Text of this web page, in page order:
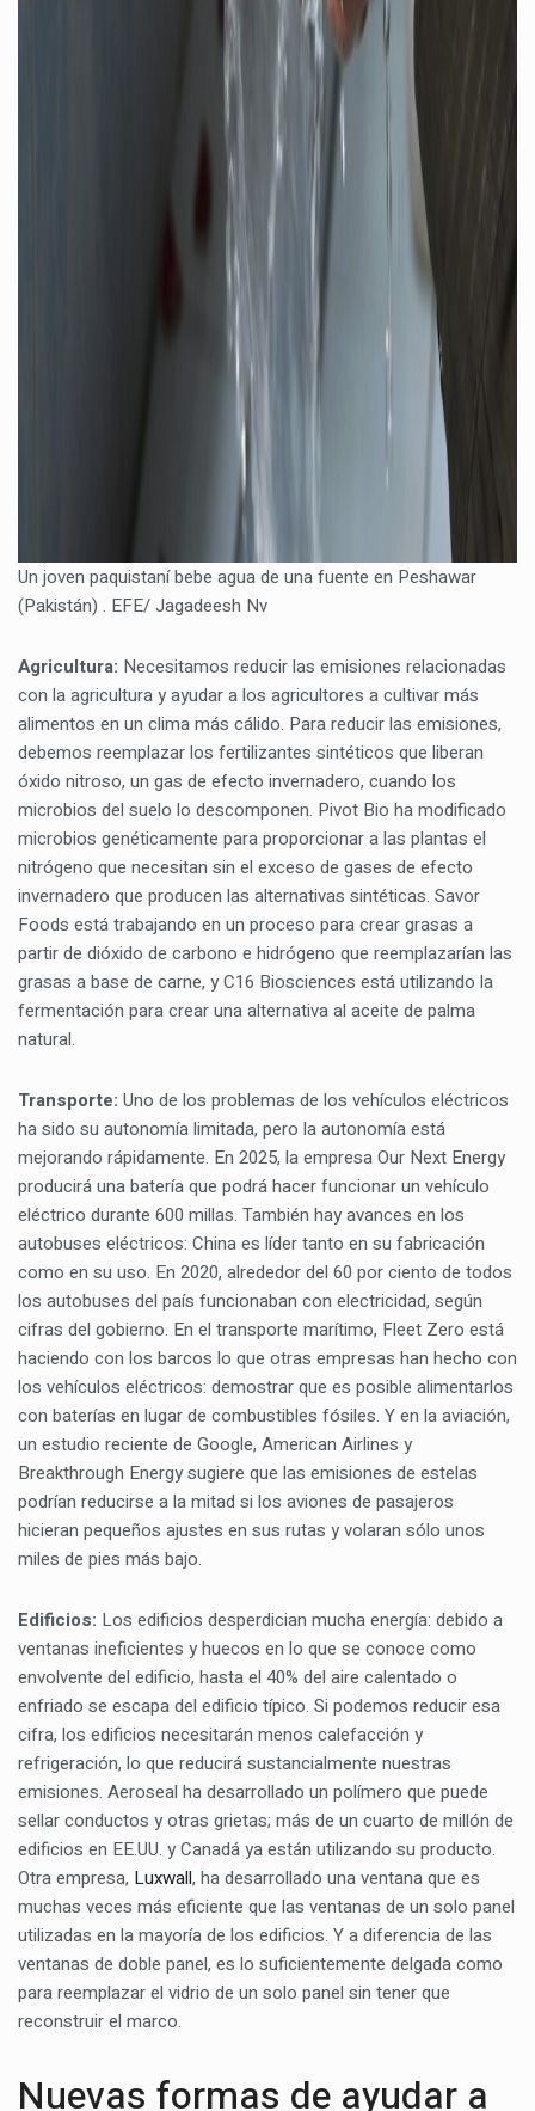
Un joven paquistaní bebe agua de una fuente en Peshawar
(Pakistán) . EFE/ Jagadeesh Nv
Agricultura: Necesitamos reducir las emisiones relacionadas
con la agricultura y ayudar a los agricultores a cultivar más
alimentos en un clima más cálido. Para reducir las emisiones,
debemos reemplazar los fertilizantes sintéticos que liberan
óxido nitroso, un gas de efecto invernadero, cuando los
microbios del suelo lo descomponen. Pivot Bio ha modificado
microbios genéticamente para proporcionar a las plantas el
nitrógeno que necesitan sin el exceso de gases de efecto
invernadero que producen las alternativas sintéticas. Savor
Foods está trabajando en un proceso para crear grasas a
partir de dióxido de carbono e hidrógeno que reemplazarían las
grasas a base de carne, y C16 Biosciences está utilizando la
fermentación para crear una alternativa al aceite de palma
natural.
Transporte: Uno de los problemas de los vehículos eléctricos
ha sido su autonomía limitada, pero la autonomía está
mejorando rápidamente. En 2025, la empresa Our Next Energy
producirá una batería que podrá hacer funcionar un vehículo
eléctrico durante 600 millas. También hay avances en los
autobuses eléctricos: China es líder tanto en su fabricación
como en su uso. En 2020, alrededor del 60 por ciento de todos
los autobuses del país funcionaban con electricidad, según
cifras del gobierno. En el transporte marítimo, Fleet Zero está
haciendo con los barcos lo que otras empresas han hecho con
los vehículos eléctricos: demostrar que es posible alimentarlos
con baterías en lugar de combustibles fósiles. Y en la aviación,
un estudio reciente de Google, American Airlines y
Breakthrough Energy sugiere que las emisiones de estelas
podrían reducirse a la mitad si los aviones de pasajeros
hicieran pequeños ajustes en sus rutas y volaran sólo unos
miles de pies más bajo.
Edificios: Los edificios desperdician mucha energía: debido a
ventanas ineficientes y huecos en lo que se conoce como
envolvente del edificio, hasta el 40% del aire calentado o
enfriado se escapa del edificio típico. Si podemos reducir esa
cifra, los edificios necesitarán menos calefacción y
refrigeración, lo que reducirá sustancialmente nuestras
emisiones. Aeroseal ha desarrollado un polímero que puede
sellar conductos y otras grietas; más de un cuarto de millón de
edificios en EE.UU. y Canadá ya están utilizando su producto.
Otra empresa, Luxwall, ha desarrollado una ventana que es
muchas veces más eficiente que las ventanas de un solo panel
utilizadas en la mayoría de los edificios. Y a diferencia de las
ventanas de doble panel, es lo suficientemente delgada como
para reemplazar el vidrio de un solo panel sin tener que
reconstruir el marco.
Nuevas formas de ayudar a